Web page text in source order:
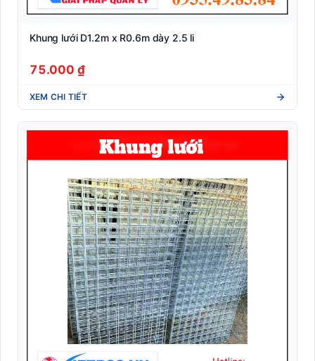
Khung lưới D1.2m x R0.6m dày 2.5 li
75.000 ₫
XEM CHI TIẾT